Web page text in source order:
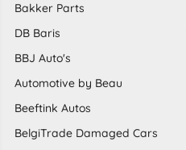
Bakker Parts
DB Baris
BBJ Auto's
Automotive by Beau
Beeftink Autos
BelgiTrade Damaged Cars